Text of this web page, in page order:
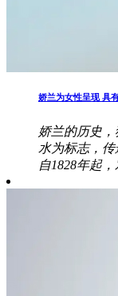
娇兰为女性呈现 具
娇兰的历史
水为标志，传
自1828年起